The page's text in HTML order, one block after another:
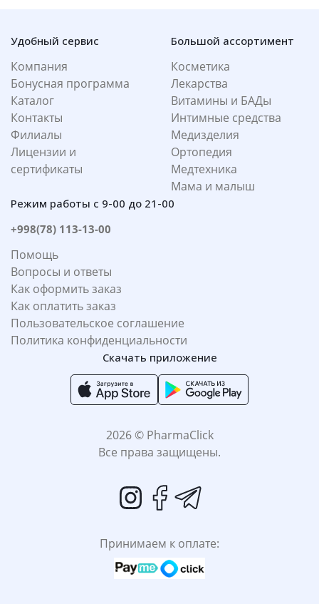
Удобный сервис
Компания
Бонусная программа
Каталог
Контакты
Филиалы
Лицензии и
сертификаты
Большой ассортимент
Косметика
Лекарства
Витамины и БАДы
Интимные средства
Медизделия
Ортопедия
Медтехника
Мама и малыш
Режим работы с 9-00 до 21-00
+998(78) 113-13-00
Помощь
Вопросы и ответы
Как оформить заказ
Как оплатить заказ
Пользовательское соглашение
Политика конфиденциальности
Скачать приложение
2026 © PharmaClick
Все права защищены.
Принимаем к оплате: